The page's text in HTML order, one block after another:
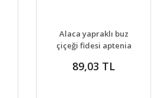
Alaca yapraklı buz
çiçeği fidesi aptenia
crystal baby sun rose
89,03 TL